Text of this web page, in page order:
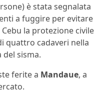
è stata segnalata
a fuggire per evitare
la protezione civile
quattro cadaveri nella
del sisma.
ferite a Mandaue, a